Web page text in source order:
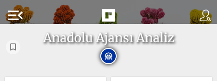
menu_open
Anadolu Ajansı Analiz